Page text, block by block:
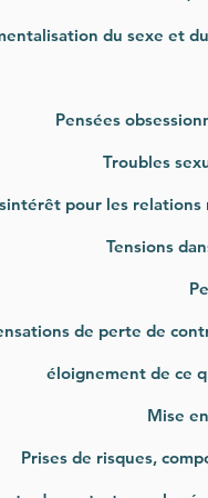
du sexe et
Pensées
Troubles
pour les relations
Tensions
de perte de
éloignement de ce
Mise
Prises de risques,